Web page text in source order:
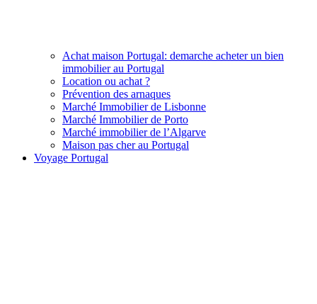
Achat maison Portugal: demarche acheter un bien
immobilier au Portugal
Location ou achat ?
Prévention des arnaques
Marché Immobilier de Lisbonne
Marché Immobilier de Porto
Marché immobilier de l’Algarve
Maison pas cher au Portugal
Voyage Portugal